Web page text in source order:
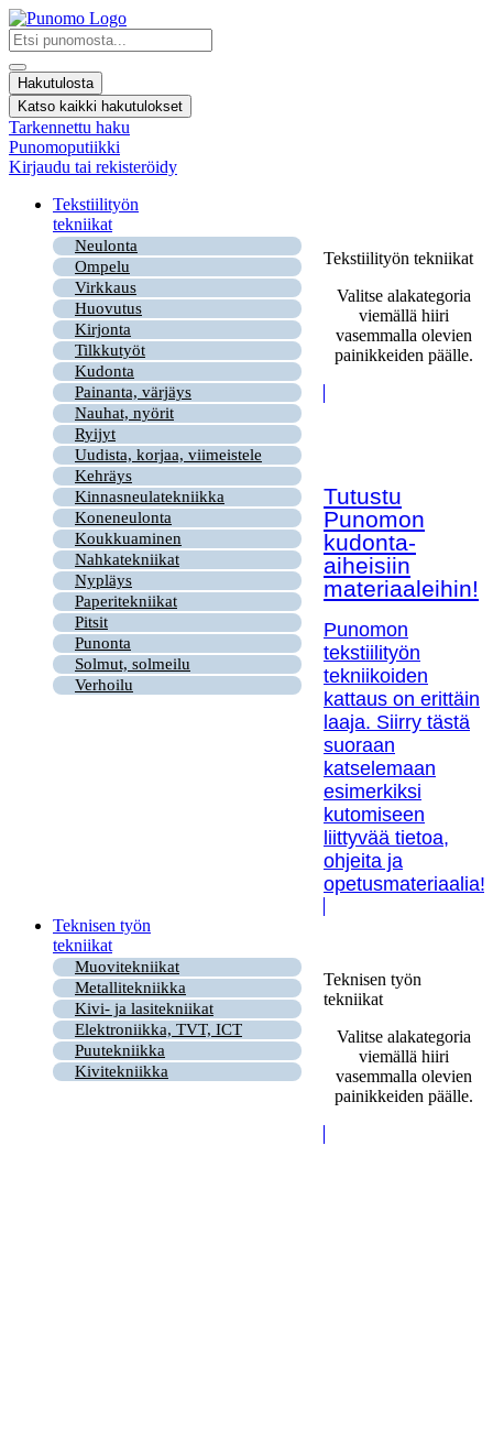
Mene
sisältöön
Search
...
Hakutulosta
Katso kaikki hakutulokset
Tarkennettu haku
Punomoputiikki
Kirjaudu tai rekisteröidy
Tekstiilityön
tekniikat
Neulonta
Ompelu
Virkkaus
Huovutus
Kirjonta
Tilkkutyöt
Kudonta
Painanta, värjäys
Nauhat, nyörit
Ryijyt
Uudista, korjaa, viimeistele
Kehräys
Kinnasneulatekniikka
Koneneulonta
Koukkuaminen
Nahkatekniikat
Nypläys
Paperitekniikat
Pitsit
Punonta
Solmut, solmeilu
Verhoilu
Tekstiilityön tekniikat
Valitse alakategoria
viemällä hiiri
vasemmalla olevien
painikkeiden päälle.
Tutustu
Punomon
kudonta-
aiheisiin
materiaaleihin!
Punomon
tekstiilityön
tekniikoiden
kattaus on erittäin
laaja. Siirry tästä
suoraan
katselemaan
esimerkiksi
kutomiseen
liittyvää tietoa,
ohjeita ja
opetusmateriaalia!
Teknisen työn
tekniikat
Muovitekniikat
Metallitekniikka
Kivi- ja lasitekniikat
Elektroniikka, TVT, ICT
Puutekniikka
Kivitekniikka
Teknisen työn
tekniikat
Valitse alakategoria
viemällä hiiri
vasemmalla olevien
painikkeiden päälle.